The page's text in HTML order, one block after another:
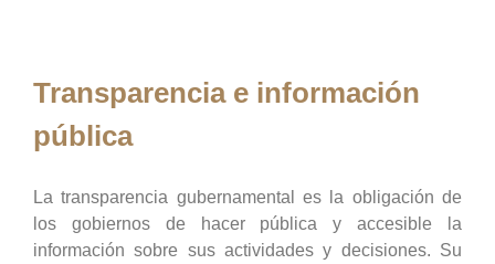
Transparencia e información
pública
La transparencia gubernamental es la obligación de
los gobiernos de hacer pública y accesible la
información sobre sus actividades y decisiones. Su